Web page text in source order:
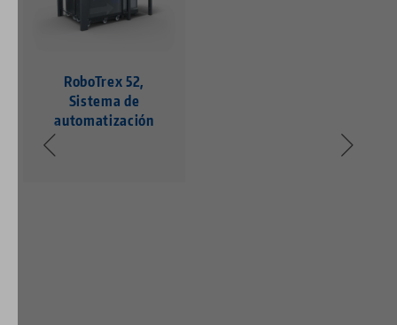
RoboTrex 52,
Sistema de
automatización